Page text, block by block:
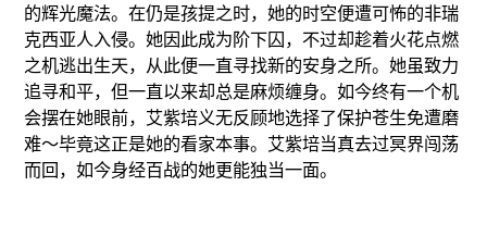
的辉光魔法。在仍是孩提之时，她的时空便遭可怖的非瑞
克西亚人入侵。她因此成为阶下囚，不过却趁着火花点燃
之机逃出生天，从此便一直寻找新的安身之所。她虽致力
追寻和平，但一直以来却总是麻烦缠身。如今终有一个机
会摆在她眼前，艾紫培义无反顾地选择了保护苍生免遭磨
难～毕竟这正是她的看家本事。艾紫培当真去过冥界闯荡
而回，如今身经百战的她更能独当一面。